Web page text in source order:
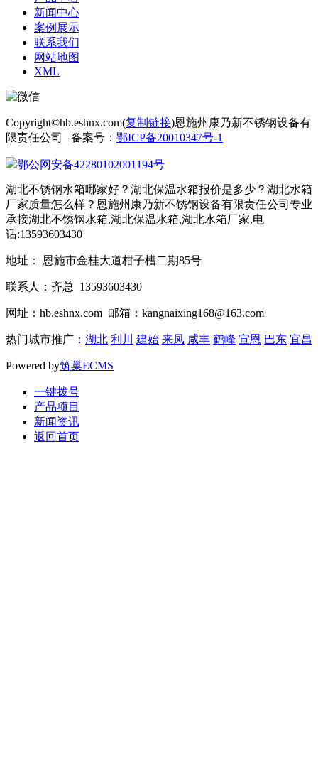
新闻中心
案例展示
联系我们
网站地图
XML
Copyright©hb.eshnx.com(复制链接)恩施州康乃新不锈钢设备有
限责任公司 备案号： 鄂ICP备20010347号-1
鄂公网安备42280102001194号
湖北不锈钢水箱哪家好？湖北保温水箱报价是多少？湖北水箱
厂家质量怎么样？恩施州康乃新不锈钢设备有限责任公司专业
承接湖北不锈钢水箱,湖北保温水箱,湖北水箱厂家,电
话:13593603430
地址： 恩施市金桂大道柑子槽二期85号
联系人：齐总 13593603430
网址：hb.eshnx.com 邮箱：kangnaixing168@163.com
热门城市推广： 湖北 利川 建始 来凤 咸丰 鹤峰 宣恩 巴东 宜昌
Powered by筑巢ECMS
一键拨号
产品项目
新闻资讯
返回首页